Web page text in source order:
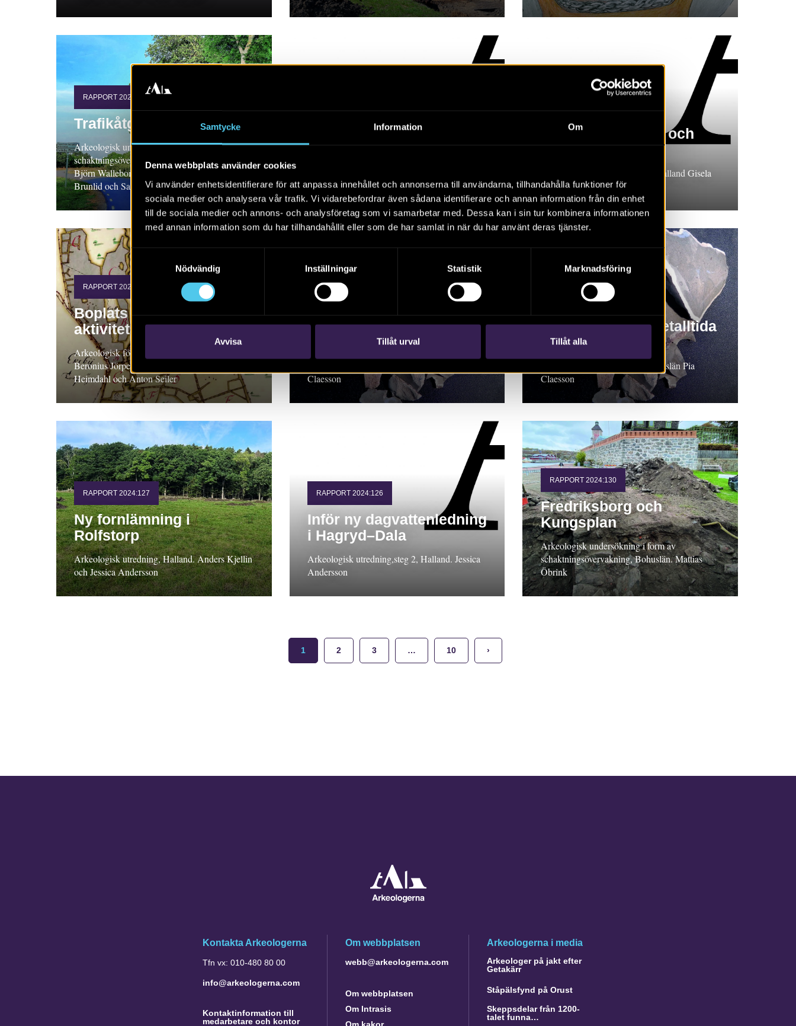
Samtycke Information Om
Denna webbplats använder cookies
Vi använder enhetsidentifierare för att anpassa innehållet och annonserna till användarna, tillhandahålla funktioner för
sociala medier och analysera vår trafik. Vi vidarebefordrar även sådana identifierare och annan information från din enhet
till de sociala medier och annons- och analysföretag som vi samarbetar med. Dessa kan i sin tur kombinera informationen
med annan information som du har tillhandahållit eller som de har samlat in när du har använt deras tjänster.
Nödvändig
Inställningar Statistik Marknadsföring
Avvisa Tillåt urval Tillåt alla
RAPPORT 2024:99
Trafikåtgärder i Kivik
Arkeologisk undersökning i form av
schaktningsövervakning 2022–2023, Skåne.
Björn Wallebom med bidrag av Anette Nilsson
Brunlid och Santeri Vanhanen
På stranden vid
Faxeholm
Westberg
Ett par kokgropar och
Arkeologisk förundersökning, Halland Gisela
Ängeby
RAPPORT 2024:79
Boplats och rituella
aktiviteter
Arkeologisk förundersökning, Uppland Lena
Beronius Jörpeland med bidrag av Jens
Heimdahl och Anton Seiler
Skärvstensgraven på
Hasselhöjden
Claesson
RAPPORT 2024:76
massmaterial i metalltida
gravar
Arkeologisk undersökning, Bohuslän Pia
Claesson
RAPPORT 2024:127
Ny fornlämning i
Rolfstorp
Arkeologisk utredning, Halland. Anders Kjellin
och Jessica Andersson
RAPPORT 2024:126
Inför ny dagvattenledning
i Hagryd–Dala
Arkeologisk utredning,steg 2, Halland. Jessica
Andersson
RAPPORT 2024:130
Fredriksborg och
Kungsplan
Arkeologisk undersökning i form av
schaktningsövervakning, Bohuslän. Mattias
Öbrink
1 2 3 … 10 ›
Kontakta Arkeologerna
Tfn vx: 010-480 80 00
info@arkeologerna.com
Kontaktinformation till
medarbetare och kontor
Om webbplatsen
webb@arkeologerna.com
Om webbplatsen
Om Intrasis
Arkeologerna i media
Arkeologer på jakt efter
Getakärr
Ståpälsfynd på Orust
Skeppsdelar från 1200-
talet funna…